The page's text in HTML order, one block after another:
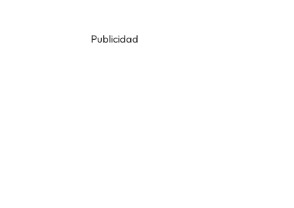
Publicidad